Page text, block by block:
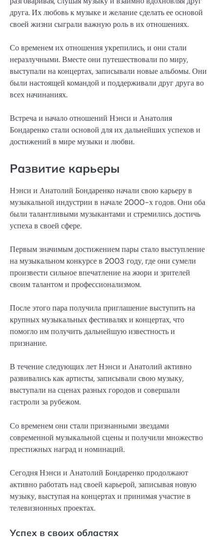
друга. Их любовь к музыке и желание сделать ее основой
своей жизни сыграли важную роль в их отношениях.
Со временем их отношения укрепились, и они стали
неразлучными. Вместе они путешествовали по миру,
выступали на концертах, записывали новые альбомы. Они
были настоящей командой и поддерживали друг друга во
всех начинаниях.
Встреча и начало отношений Нэнси и Анатолия
Бондаренко стали основой для их дальнейших успехов и
достижений в мире музыки и любви.
Развитие карьеры
Нэнси и Анатолий Бондаренко начали свою карьеру в
музыкальной индустрии в начале 2000-х годов. Они оба
были талантливыми музыкантами и стремились достичь
успеха в своей сфере.
Первым значимым достижением пары стало выступление
на музыкальном конкурсе в 2003 году, где они сумели
произвести сильное впечатление на жюри и зрителей
своим талантом и профессионализмом.
После этого пара получила приглашение выступить на
крупных музыкальных фестивалях и концертах, что
помогло им получить дальнейшую известность и
признание.
В течение следующих лет Нэнси и Анатолий активно
развивались как артисты, записывали свою музыку,
выступали на сценах разных городов и совершали
гастроли за рубежом.
Со временем они стали признанными звездами
современной музыкальной сцены и получили множество
престижных наград и номинаций.
Сегодня Нэнси и Анатолий Бондаренко продолжают
активно работать над своей карьерой, записывая новую
музыку, выступая на концертах и принимая участие в
телевизионных проектах.
Успех в своих областях